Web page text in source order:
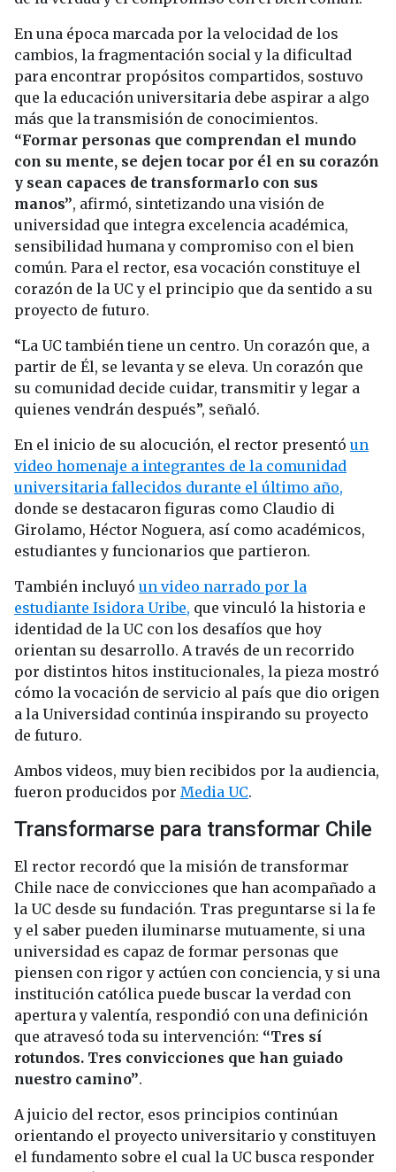
En una época marcada por la velocidad de los
cambios, la fragmentación social y la dificultad
para encontrar propósitos compartidos, sostuvo
que la educación universitaria debe aspirar a algo
más que la transmisión de conocimientos.
“Formar personas que comprendan el mundo
con su mente, se dejen tocar por él en su corazón
y sean capaces de transformarlo con sus
manos”, afirmó, sintetizando una visión de
universidad que integra excelencia académica,
sensibilidad humana y compromiso con el bien
común. Para el rector, esa vocación constituye el
corazón de la UC y el principio que da sentido a su
proyecto de futuro.
“La UC también tiene un centro. Un corazón que, a
partir de Él, se levanta y se eleva. Un corazón que
su comunidad decide cuidar, transmitir y legar a
quienes vendrán después”, señaló.
En el inicio de su alocución, el rector presentó un
video homenaje a integrantes de la comunidad
universitaria fallecidos durante el último año,
donde se destacaron figuras como Claudio di
Girolamo, Héctor Noguera, así como académicos,
estudiantes y funcionarios que partieron.
También incluyó un video narrado por la
estudiante Isidora Uribe, que vinculó la historia e
identidad de la UC con los desafíos que hoy
orientan su desarrollo. A través de un recorrido
por distintos hitos institucionales, la pieza mostró
cómo la vocación de servicio al país que dio origen
a la Universidad continúa inspirando su proyecto
de futuro.
Ambos videos, muy bien recibidos por la audiencia,
fueron producidos por Media UC.
Transformarse para transformar Chile
El rector recordó que la misión de transformar
Chile nace de convicciones que han acompañado a
la UC desde su fundación. Tras preguntarse si la fe
y el saber pueden iluminarse mutuamente, si una
universidad es capaz de formar personas que
piensen con rigor y actúen con conciencia, y si una
institución católica puede buscar la verdad con
apertura y valentía, respondió con una definición
que atravesó toda su intervención: “Tres sí
rotundos. Tres convicciones que han guiado
nuestro camino”.
A juicio del rector, esos principios continúan
orientando el proyecto universitario y constituyen
el fundamento sobre el cual la UC busca responder